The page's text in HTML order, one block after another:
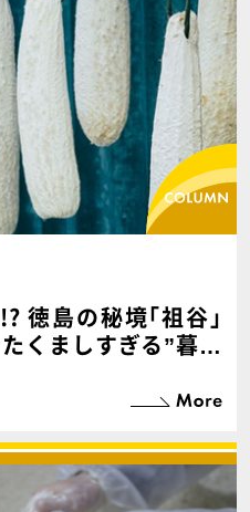
徳島の秘境｢祖谷｣
くましすぎる”暮ら